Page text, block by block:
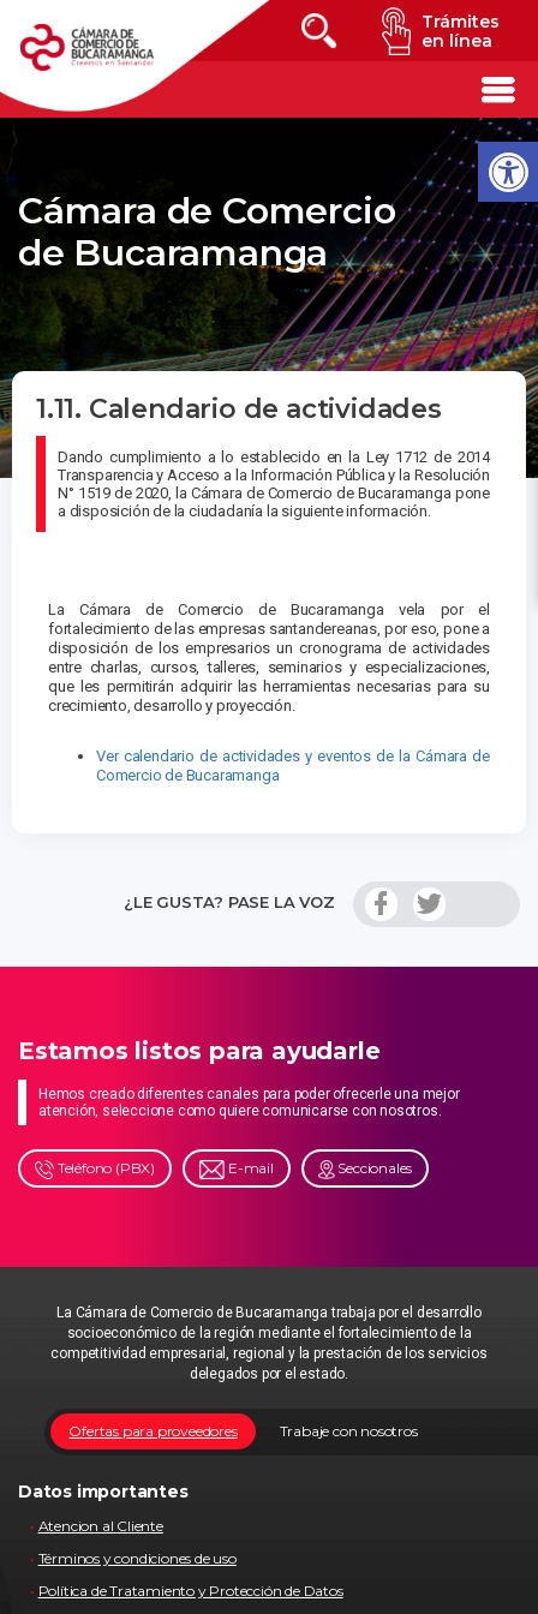
Trámites
en línea
Cámara de Comercio
de Bucaramanga
1.11. Calendario de actividades
Dando cumplimiento a lo establecido en la Ley 1712 de 2014
Transparencia y Acceso a la Información Pública y la Resolución
N° 1519 de 2020, la Cámara de Comercio de Bucaramanga pone
a disposición de la ciudadanía la siguiente información.
La Cámara de Comercio de Bucaramanga vela por el
fortalecimiento de las empresas santandereanas, por eso, pone a
disposición de los empresarios un cronograma de actividades
entre charlas, cursos, talleres, seminarios y especializaciones,
que les permitirán adquirir las herramientas necesarias para su
crecimiento, desarrollo y proyección.
Ver calendario de actividades y eventos de la Cámara de
Comercio de Bucaramanga
¿LE GUSTA? PASE LA VOZ
Estamos listos para ayudarle
Hemos creado diferentes canales para poder ofrecerle una mejor
atención, seleccione como quiere comunicarse con nosotros.
Teléfono (PBX) E-mail Seccionales
La Cámara de Comercio de Bucaramanga trabaja por el desarrollo
socioeconómico de la región mediante el fortalecimiento de la
competitividad empresarial, regional y la prestación de los servicios
delegados por el estado.
Trabaje con nosotros
Ofertas para proveedores
Datos importantes
Atencion al Cliente
Términos y condiciones de uso
Política de Tratamiento y Protección de Datos